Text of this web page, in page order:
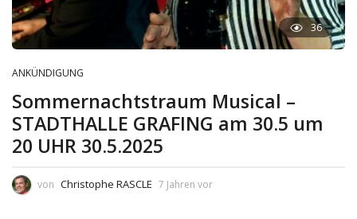
36
ANKÜNDIGUNG
Sommernachtstraum Musical –
STADTHALLE GRAFING am 30.5 um
20 UHR 30.5.2025
von Christophe RASCLE 7 Jahren vor